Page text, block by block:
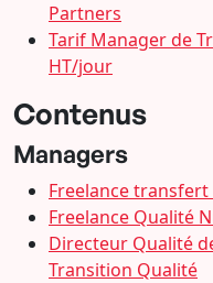
Partners
Tarif Manager de
HT/jour
Contenus
Managers
Freelance
Freelance Qualité
Directeur Qualité
Transition Qualité